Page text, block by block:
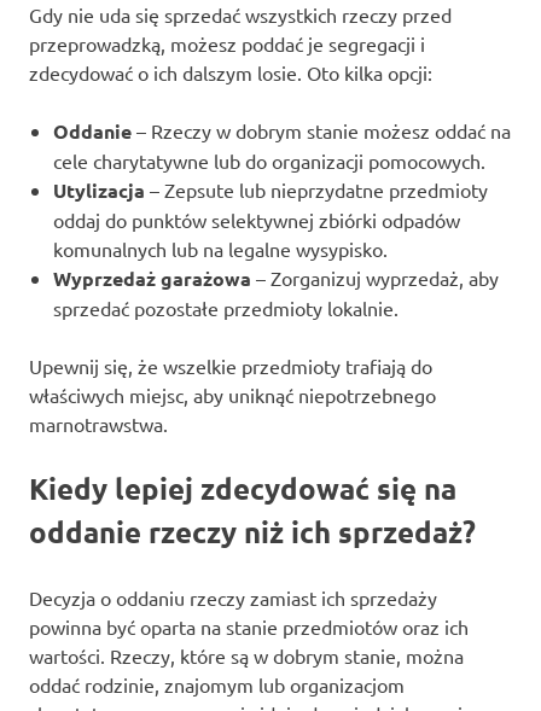
Gdy nie uda się sprzedać wszystkich rzeczy przed
przeprowadzką, możesz poddać je segregacji i
zdecydować o ich dalszym losie. Oto kilka opcji:
Oddanie – Rzeczy w dobrym stanie możesz oddać na
cele charytatywne lub do organizacji pomocowych.
Utylizacja – Zepsute lub nieprzydatne przedmioty
oddaj do punktów selektywnej zbiórki odpadów
komunalnych lub na legalne wysypisko.
Wyprzedaż garażowa – Zorganizuj wyprzedaż, aby
sprzedać pozostałe przedmioty lokalnie.
Upewnij się, że wszelkie przedmioty trafiają do
właściwych miejsc, aby uniknąć niepotrzebnego
marnotrawstwa.
Kiedy lepiej zdecydować się na
oddanie rzeczy niż ich sprzedaż?
Decyzja o oddaniu rzeczy zamiast ich sprzedaży
powinna być oparta na stanie przedmiotów oraz ich
wartości. Rzeczy, które są w dobrym stanie, można
oddać rodzinie, znajomym lub organizacjom